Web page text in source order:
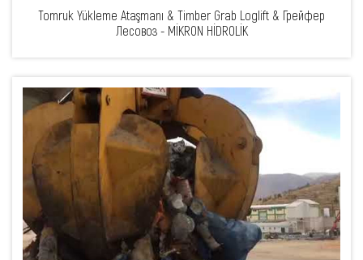
Tomruk Yükleme Ataşmanı & Timber Grab Loglift & Грейфер
Лесовоз - MİKRON HİDROLİK